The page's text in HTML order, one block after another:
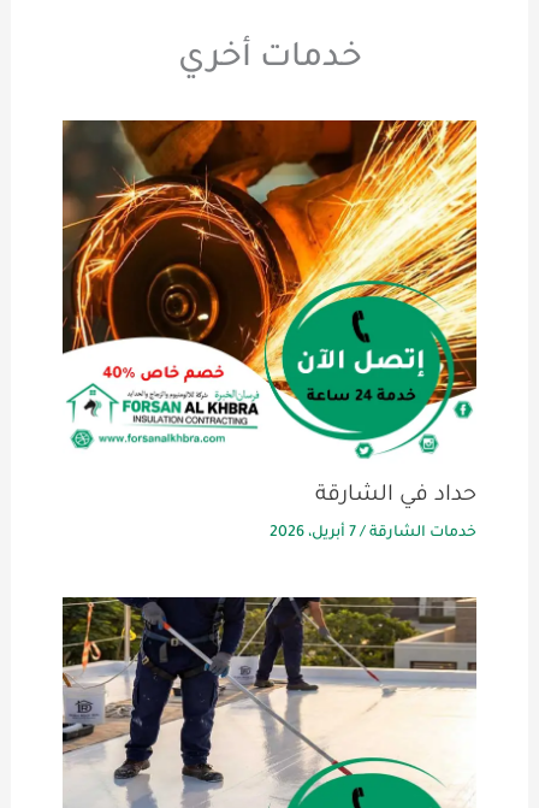
خدمات أخري
حداد في الشارقة
خدمات الشارقة/7 أبريل، 2026